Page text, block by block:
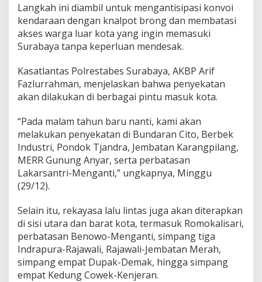
n
T
a
h
u
Langkah ini diambil untuk mengantisipasi konvoi
kendaraan dengan knalpot brong dan membatasi
akses warga luar kota yang ingin memasuki
Surabaya tanpa keperluan mendesak.
Kasatlantas Polrestabes Surabaya, AKBP Arif
Fazlurrahman, menjelaskan bahwa penyekatan
akan dilakukan di berbagai pintu masuk kota.
“Pada malam tahun baru nanti, kami akan
melakukan penyekatan di Bundaran Cito, Berbek
Industri, Pondok Tjandra, Jembatan Karangpilang,
MERR Gunung Anyar, serta perbatasan
Lakarsantri-Menganti,” ungkapnya, Minggu
(29/12).
Selain itu, rekayasa lalu lintas juga akan diterapkan
di sisi utara dan barat kota, termasuk Romokalisari,
perbatasan Benowo-Menganti, simpang tiga
Indrapura-Rajawali, Rajawali-Jembatan Merah,
simpang empat Dupak-Demak, hingga simpang
empat Kedung Cowek-Kenjeran.